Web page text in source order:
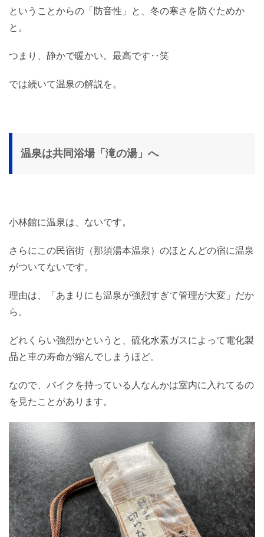
ということからの「防音性」と、冬の寒さを防ぐためか
と。
つまり、静かで暖かい。最高です‥笑
では続いて温泉の解説を。
温泉は共同浴場「滝の湯」へ
小林館に温泉は、ないです。
さらにこの民宿街（那須湯本温泉）のほとんどの宿に温泉
がついてないです。
理由は、「あまりにも温泉が強烈すぎて管理が大変」だか
ら。
どれくらい強烈かというと、硫化水素ガスによって電化製
品と車の寿命が縮んでしまうほど。
なので、バイクを持っている人なんかは室内に入れてるの
を見たことがあります。